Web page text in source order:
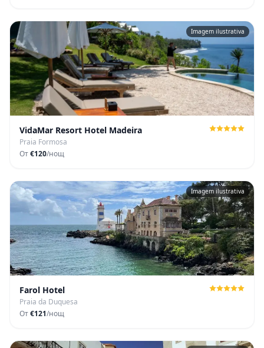
Imagem ilustrativa
VidaMar Resort Hotel Madeira
Praia Formosa
От€120/нощ
Imagem ilustrativa
Farol Hotel
Praia da Duquesa
От€121/нощ